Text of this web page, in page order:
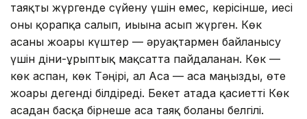
таяқты жүргенде сүйену үшін емес, керісінше, иесі
оны қорапқа салып, иығына асып жүрген. Көк
асаны жоғары күштер — әруақтармен байланысу
үшін діни-ғұрыптық мақсатта пайдаланған. Көк —
көк аспан, көк Тәңірі, ал Аса — аса маңызды, өте
жоғары дегенді білдіреді. Бекет атада қасиетті Көк
асадан басқа бірнеше аса таяқ болғаны белгілі.